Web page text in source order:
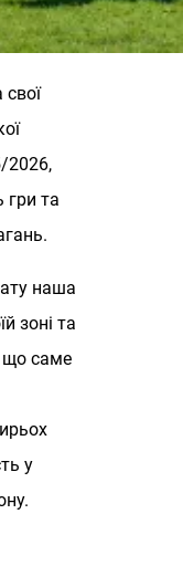
2026,
гри та
наша
зоні та
що саме
у